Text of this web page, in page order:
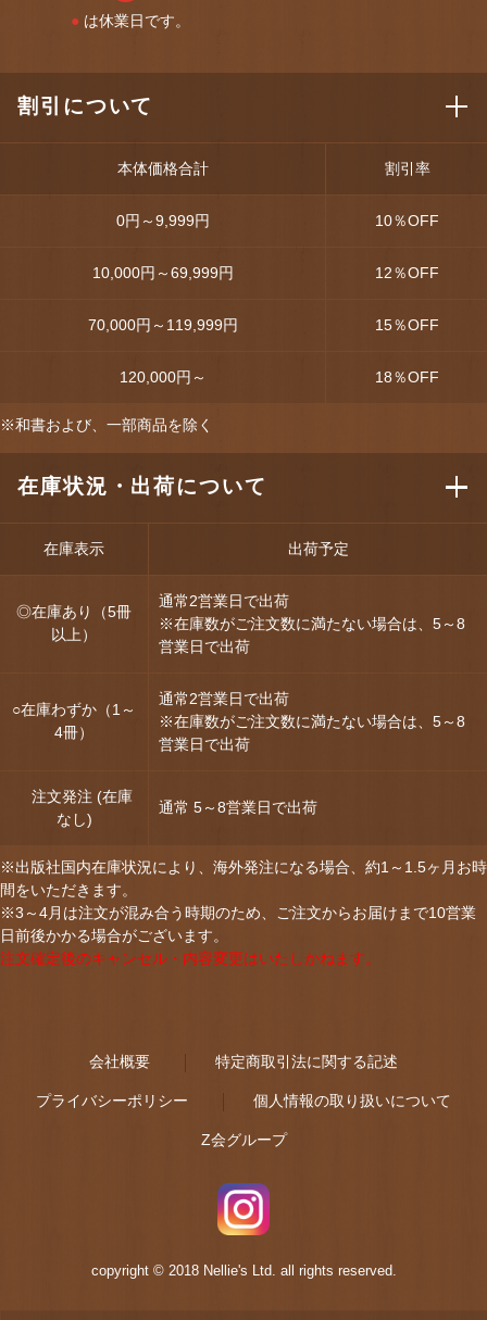
● は休業日です。
割引について
本体価格合計 割引率
0円～9,999円 10％OFF
10,000円～69,999円 12％OFF
70,000円～119,999円 15％OFF
120,000円～ 18％OFF
※和書および、一部商品を除く
在庫状況・出荷について
在庫表示 出荷予定
◎在庫あり（5冊
以上）
通常2営業日で出荷
※在庫数がご注文数に満たない場合は、5～8
営業日で出荷
○在庫わずか（1～
4冊）
通常2営業日で出荷
※在庫数がご注文数に満たない場合は、5～8
営業日で出荷
注文発注 (在庫
なし)
通常 5～8営業日で出荷
※出版社国内在庫状況により、海外発注になる場合、約1～1.5ヶ月お時
間をいただきます。
※3～4月は注文が混み合う時期のため、ご注文からお届けまで10営業
日前後かかる場合がございます。
注文確定後のキャンセル・内容変更はいたしかねます。
会社概要 特定商取引法に関する記述
プライバシーポリシー 個人情報の取り扱いについて
Z会グループ
copyright © 2018 Nellie's Ltd. all rights reserved.